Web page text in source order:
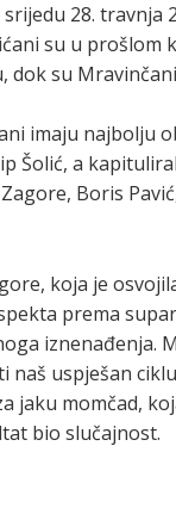
28. travnja
su u prošlom
su Mravinčani
imaju najbolju
Šolić, a
Boris
koja je
prema
iznenađenja.
uspješan
jaku momčad,
bio slučajnost.